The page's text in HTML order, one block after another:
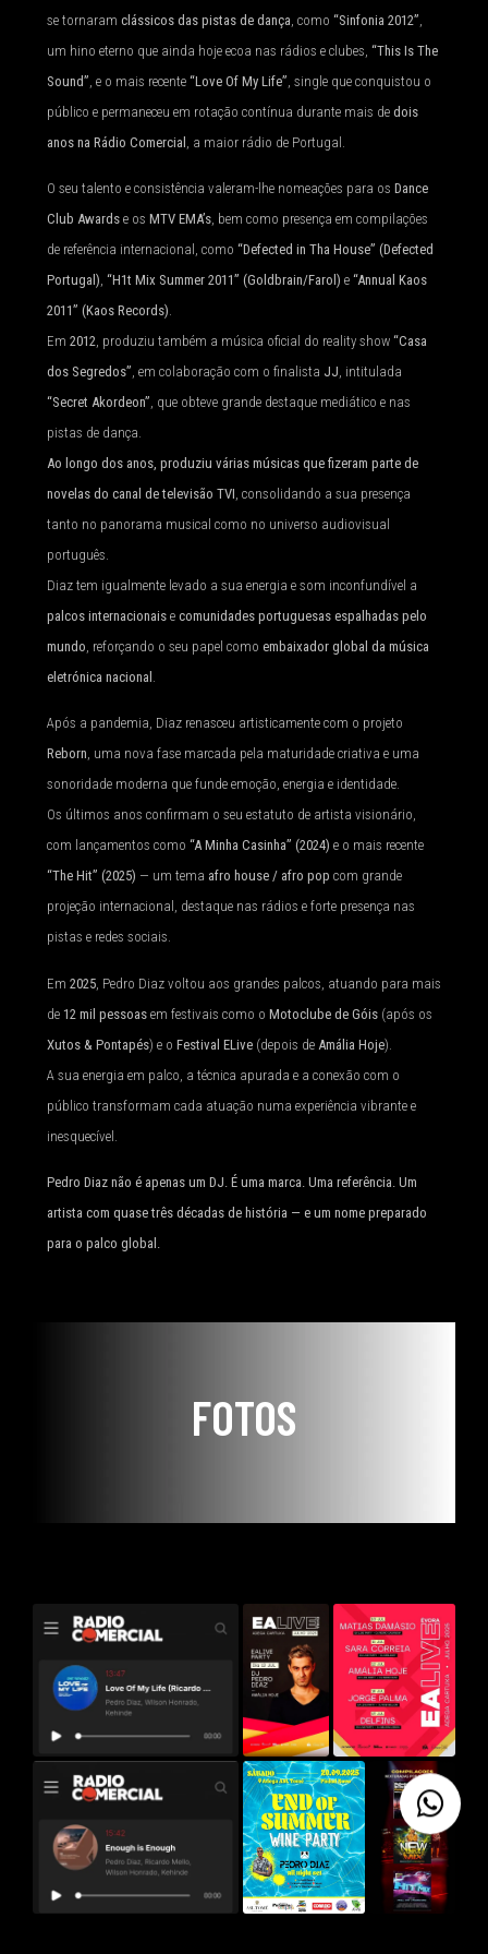
se tornaram clássicos das pistas de dança , como “Sinfonia 2012”
um hino eterno que ainda hoje ecoa nas rádios e clubes, “This Is The
Sound” , e o mais recente “Love Of My Life” , single que conquistou o
público e permaneceu em rotação contínua durante mais de dois
anos na Rádio Comercial , a maior rádio de Portugal.
O seu talento e consistência valeram-lhe nomeações para os Dance
Club Awards e os MTV EMA’s, bem como presença em compilações
de referência internacional, como “Defected in Tha House” (Defected
Portugal), “H1t Mix Summer 2011” (Goldbrain/Farol) e “Annual Kaos
2011” (Kaos Records).
Em 2012, produziu também a música oficial do reality show “Casa
dos Segredos”, em colaboração com o finalista JJ, intitulada
“Secret Akordeon”, que obteve grande destaque mediático e nas
pistas de dança.
Ao longo dos anos, produziu várias músicas que fizeram parte de
novelas do canal de televisão TVI, consolidando a sua presença
tanto no panorama musical como no universo audiovisual
português.
Diaz tem igualmente levado a sua energia e som inconfundível a
palcos internacionais e comunidades portuguesas espalhadas pelo
mundo, reforçando o seu papel como embaixador global da música
eletrónica nacional .
Após a pandemia, Diaz renasceu artisticamente com o projeto
Reborn, uma nova fase marcada pela maturidade criativa e uma
sonoridade moderna que funde emoção, energia e identidade.
Os últimos anos confirmam o seu estatuto de artista visionário,
com lançamentos como “A Minha Casinha” (2024) e o mais recente
“The Hit” (2025) — um tema afro house / afro pop com grande
projeção internacional, destaque nas rádios e forte presença nas
pistas e redes sociais.
Em 2025 , Pedro Diaz voltou aos grandes palcos, atuando para mais
de 12 mil pessoas em festivais como o Motoclube de Góis (após os
Xutos & Pontapés) e o Festival ELive (depois de Amália Hoje).
A sua energia em palco, a técnica apurada e a conexão com o
público transformam cada atuação numa experiência vibrante e
inesquecível.
Pedro Diaz não é apenas um DJ. É uma marca. Uma referência. Um
artista com quase três décadas de história — e um nome preparado
para o palco global.
FOTOS